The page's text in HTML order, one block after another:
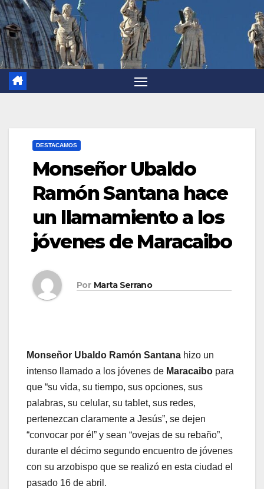
DESTACAMOS
Monseñor Ubaldo
Ramón Santana hace
un llamamiento a los
jóvenes de Maracaibo
Por Marta Serrano
Monseñor Ubaldo Ramón Santana hizo un
intenso llamado a los jóvenes de Maracaibo para
que “su vida, su tiempo, sus opciones, sus
palabras, su celular, su tablet, sus redes,
pertenezcan claramente a Jesús”, se dejen
“convocar por él” y sean “ovejas de su rebaño”,
durante el décimo segundo encuentro de jóvenes
con su arzobispo que se realizó en esta ciudad el
pasado 16 de abril.